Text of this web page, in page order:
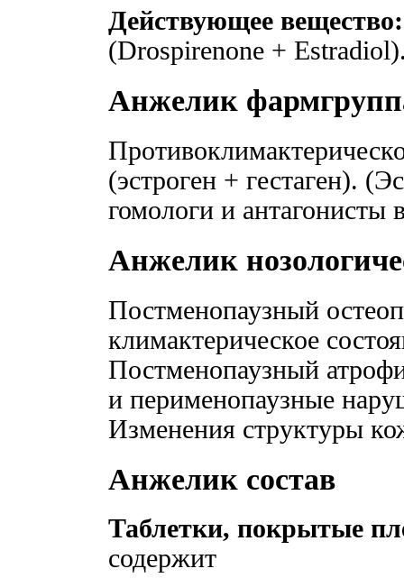
Действующее вещество:
(Drospirenone +
Анжелик
(эстроген + гестаген).
гомологи и антагонисты
Анжелик
Постменопаузный
климактерическое
Постменопаузный
и перименопаузные
Изменения структуры
Анжелик состав
Таблетки, покрытые
содержит